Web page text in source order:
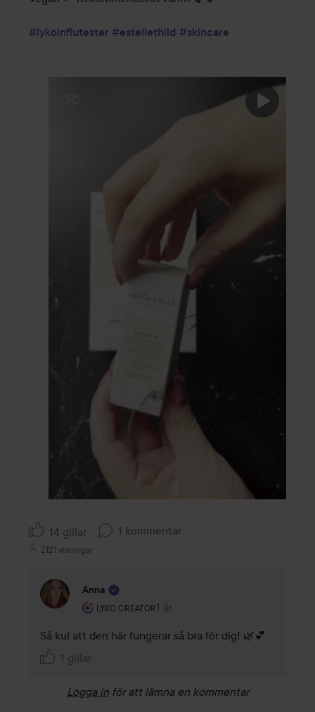
#lykoinflutester #estellethild #skincare
14 gillar 1 kommentar
2121 visningar
Anna
LYKO CREATOR
Användarens roll: Lyko Creator.
1 år
Kommentaren lades 1 år
Så kul att den här fungerar så bra för dig! 🌿💕
1 gillar
Logga in för att lämna en kommentar